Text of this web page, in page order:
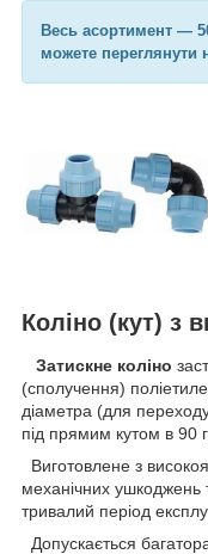
Весь асортимент —
можете переглянути
Коліно (кут) з
Затискне коліно
(сполучення)
діаметра (для
під прямим кутом в 90
Виготовлене з
механічних ушкоджень
тривалий період
Допускається